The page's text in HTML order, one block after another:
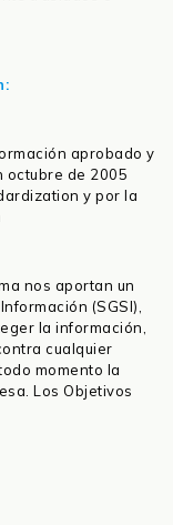
aprobado y
octubre de 2005
y por la
nos aportan un
(SGSI),
la información,
cualquier
momento la
Los Objetivos